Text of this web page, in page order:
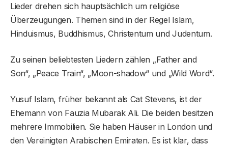
Lieder drehen sich hauptsächlich um religiöse
Überzeugungen. Themen sind in der Regel Islam,
Hinduismus, Buddhismus, Christentum und Judentum.
Zu seinen beliebtesten Liedern zählen „Father and
Son“, „Peace Train“, „Moon-shadow“ und „Wild Word“.
Yusuf Islam, früher bekannt als Cat Stevens, ist der
Ehemann von Fauzia Mubarak Ali. Die beiden besitzen
mehrere Immobilien. Sie haben Häuser in London und
den Vereinigten Arabischen Emiraten. Es ist klar, dass